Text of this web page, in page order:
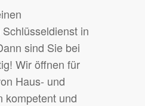
in
sind Sie bei
Wir öffnen für
Haus- und
kompetent und